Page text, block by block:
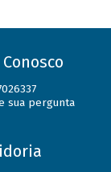
Conosco
sua pergunta